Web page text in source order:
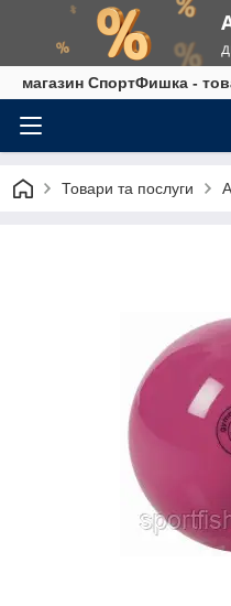
магазин СпортФишка -
Товари та послуги